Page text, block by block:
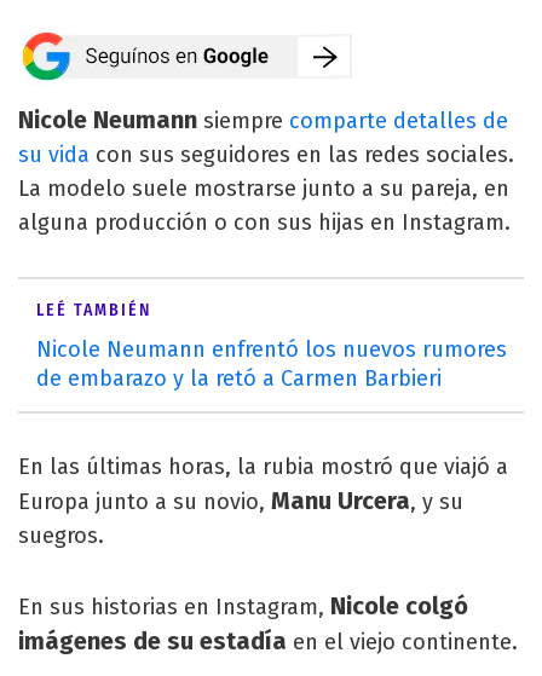
Nicole Neumann siempre comparte detalles de
su vida con sus seguidores en las redes sociales.
La modelo suele mostrarse junto a su pareja, en
alguna producción o con sus hijas en Instagram.
LEÉ TAMBIÉN
Nicole Neumann enfrentó los nuevos rumores
de embarazo y la retó a Carmen Barbieri
En las últimas horas, la rubia mostró que viajó a
Europa junto a su novio, Manu Urcera, y su
suegros.
En sus historias en Instagram, Nicole colgó
imágenes de su estadía en el viejo continente.